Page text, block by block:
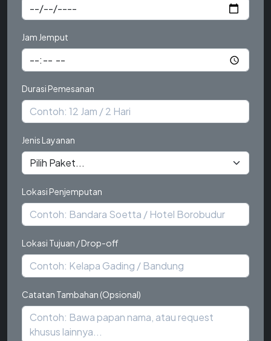
Jam Jemput
Durasi Pemesanan
Jenis Layanan
Lokasi Penjemputan
Lokasi Tujuan / Drop-off
Catatan Tambahan (Opsional)